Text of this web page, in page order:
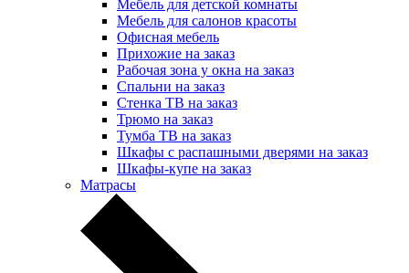
Мебель для детской комнаты
Мебель для салонов красоты
Офисная мебель
Прихожие на заказ
Рабочая зона у окна на заказ
Спальни на заказ
Стенка ТВ на заказ
Трюмо на заказ
Тумба ТВ на заказ
Шкафы с распашными дверями на заказ
Шкафы-купе на заказ
Матрасы